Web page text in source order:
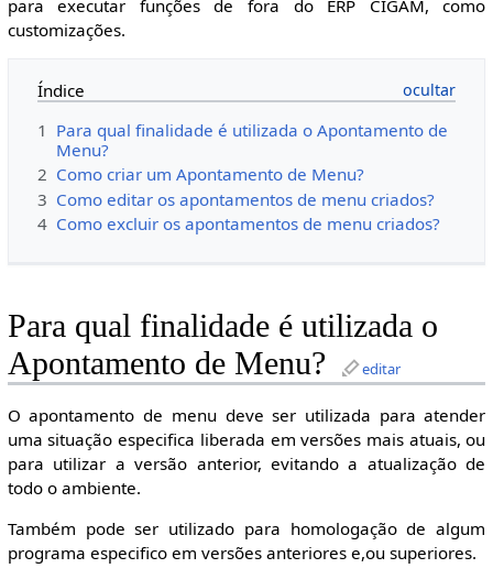
para executar funções de fora do ERP CIGAM, como
customizações.
Índice
1 Para qual finalidade é utilizada o Apontamento de
Menu?
2 Como criar um Apontamento de Menu?
3 Como editar os apontamentos de menu criados?
4 Como excluir os apontamentos de menu criados?
Para qual finalidade é utilizada o
Apontamento de Menu?
editar
O apontamento de menu deve ser utilizada para atender
uma situação especifica liberada em versões mais atuais, ou
para utilizar a versão anterior, evitando a atualização de
todo o ambiente.
Também pode ser utilizado para homologação de algum
programa especifico em versões anteriores e,ou superiores.